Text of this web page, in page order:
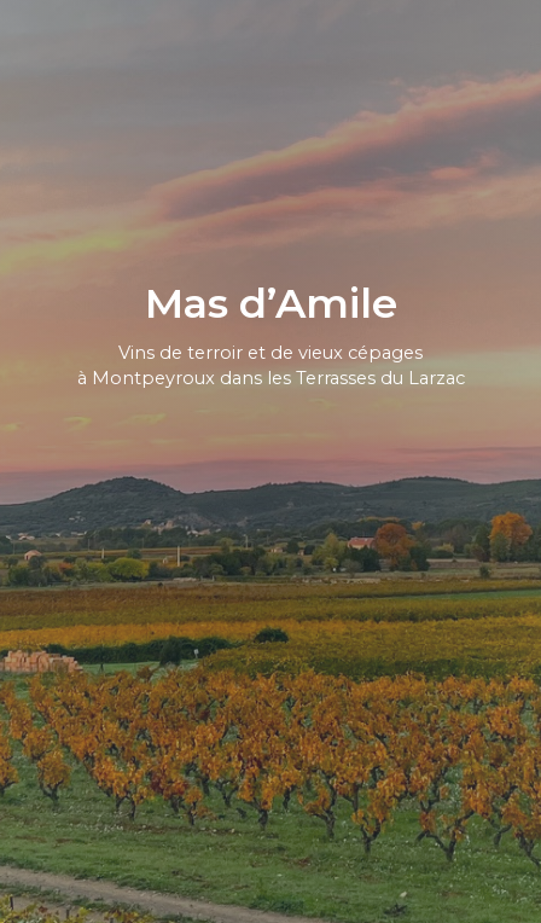
Mas d’Amile
Vins de terroir et de vieux cépages
à Montpeyroux dans les Terrasses du Larzac